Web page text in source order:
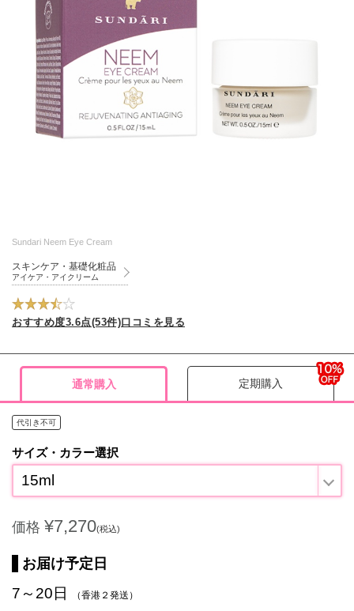
Sundari Neem Eye Cream
スキンケア・基礎化粧品
アイケア・アイクリーム
おすすめ度3.6点(53件)口コミを見る
通常購入 定期購入
代引き不可
サイズ・カラー選択
15ml
価格 ¥7,270(税込)
お届け予定日
7～20日 （香港２発送）